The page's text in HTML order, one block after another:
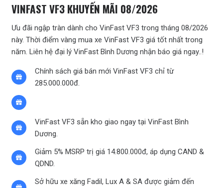
VINFAST VF3 KHUYẾN MÃI 08/2026
Ưu đãi ngập tràn dành cho VinFast VF3 trong tháng 08/2026
này. Thời điểm vàng mua xe VinFast VF3 giá tốt nhất trong
năm. Liên hệ đại lý VinFast Bình Dương nhận báo giá ngay..!
Chính sách giá bán mới VinFast VF3 chỉ từ
285.000.000đ.
VinFast VF3 sẵn kho giao ngay tại VinFast Bình
Dương.
Giảm 5% MSRP trị giá 14.800.000đ, áp dụng CAND &
QDND.
Sở hữu xe xăng Fadil, Lux A & SA được giảm đến